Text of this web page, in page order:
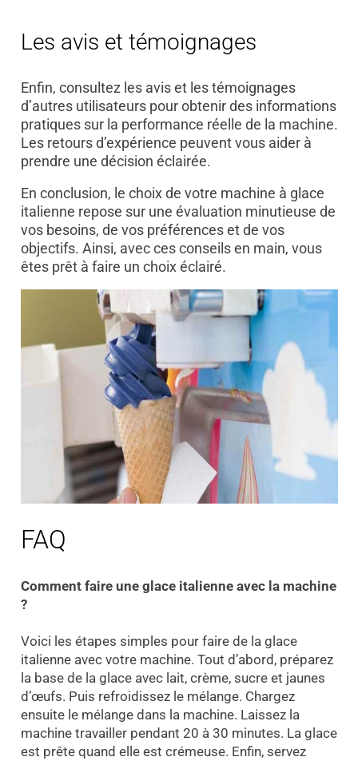
Les avis et témoignages
Enfin, consultez les avis et les témoignages
d’autres utilisateurs pour obtenir des informations
pratiques sur la performance réelle de la machine.
Les retours d’expérience peuvent vous aider à
prendre une décision éclairée.
En conclusion, le choix de votre machine à glace
italienne repose sur une évaluation minutieuse de
vos besoins, de vos préférences et de vos
objectifs. Ainsi, avec ces conseils en main, vous
êtes prêt à faire un choix éclairé.
FAQ
Comment faire une glace italienne avec la machine
?
Voici les étapes simples pour faire de la glace
italienne avec votre machine. Tout d’abord, préparez
la base de la glace avec lait, crème, sucre et jaunes
d’œufs. Puis refroidissez le mélange. Chargez
ensuite le mélange dans la machine. Laissez la
machine travailler pendant 20 à 30 minutes. La glace
est prête quand elle est crémeuse. Enfin, servez